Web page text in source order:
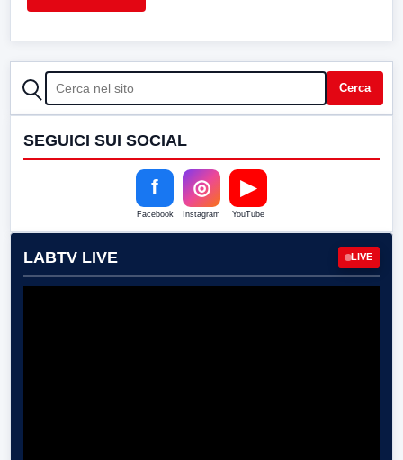
CERCA Cerca
SEGUICI SUI SOCIAL
f
Facebook
◎
Instagram
▶
YouTube
LABTV LIVE LIVE